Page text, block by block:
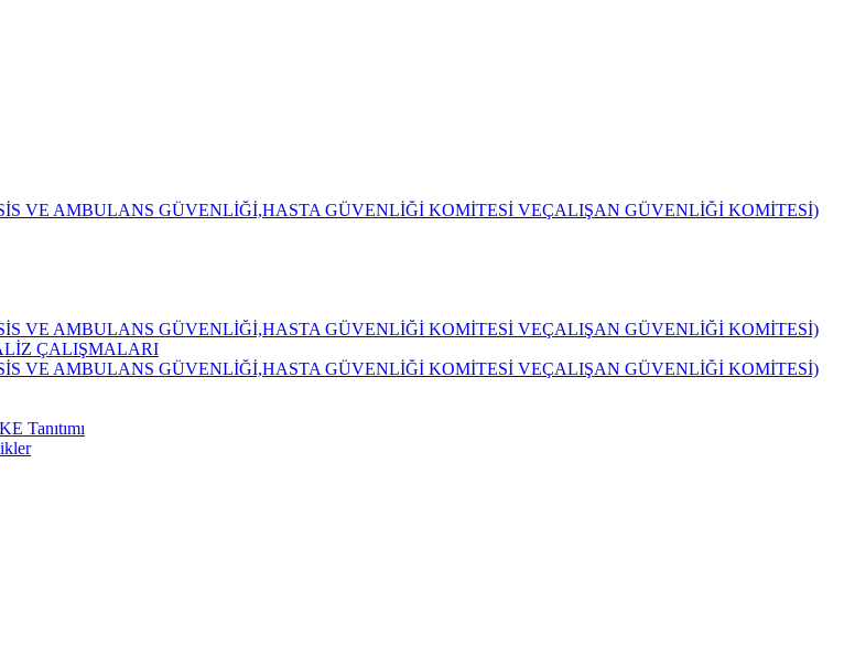
VE AMBULANS GÜVENLİĞİ,HASTA GÜVENLİĞİ KOMİTESİ VEÇALIŞAN GÜVENLİĞİ KOMİTESİ)
VE AMBULANS GÜVENLİĞİ,HASTA GÜVENLİĞİ KOMİTESİ VEÇALIŞAN GÜVENLİĞİ KOMİTESİ)
ÇALIŞMALARI
VE AMBULANS GÜVENLİĞİ,HASTA GÜVENLİĞİ KOMİTESİ VEÇALIŞAN GÜVENLİĞİ KOMİTESİ)
Tanıtımı